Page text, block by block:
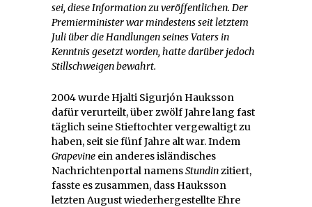
sei, diese Information zu veröffentlichen. Der
Premierminister war mindestens seit letztem
Juli über die Handlungen seines Vaters in
Kenntnis gesetzt worden, hatte darüber jedoch
Stillschweigen bewahrt.
2004 wurde Hjalti Sigurjón Hauksson
dafür verurteilt, über zwölf Jahre lang fast
täglich seine Stieftochter vergewaltigt zu
haben, seit sie fünf Jahre alt war. Indem
Grapevine ein anderes isländisches
Nachrichtenportal namensStundinzitiert,
fasste es zusammen, dass Hauksson
letzten August wiederhergestellte Ehre